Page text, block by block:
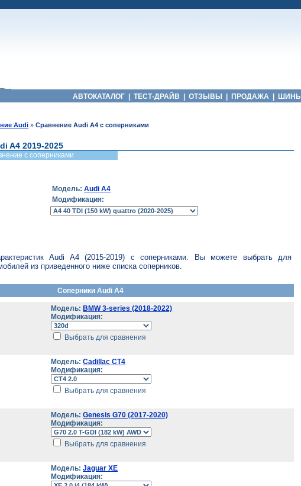
АВТОКАТАЛОГ ТЕСТ-ДРАЙВ ОТЗЫВЫ ПРОДАЖА ШИНЫ
Audi »Сравнение Audi A4 с соперниками
A4 2019-2025
с соперниками
Модель:Audi A4
Модификация:
Audi A4 (2015-2019) с соперниками. Вы можете выбрать для
из приведенного ниже списка соперников.
Соперники Audi A4
Модель: BMW 3-series (2018-2022)
Модификация:
Выбрать для сравнения
Модель:Cadillac CT4
Модификация:
Выбрать для сравнения
Модель:Genesis G70 (2017-2020)
Модификация:
Выбрать для сравнения
Модель:Jaguar XE
Модификация: